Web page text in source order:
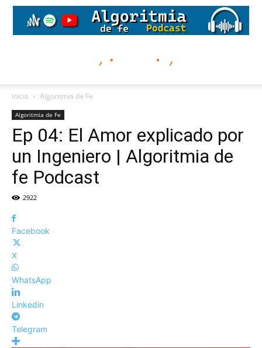
Inicio Algoritmia de Fe
Algoritmia de Fe
Ep 04: El Amor explicado por
un Ingeniero | Algoritmia de
fe Podcast
2922
Facebook
X
WhatsApp
Linkedin
Telegram